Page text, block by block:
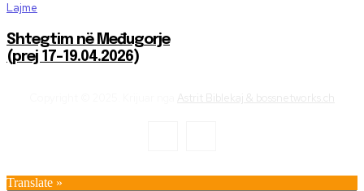
Lajme
Shtegtim në Međugorje
(prej 17-19.04.2026)
Translate »